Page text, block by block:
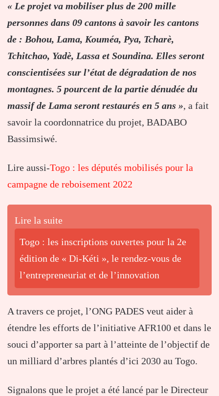
« Le projet va mobiliser plus de 200 mille
personnes dans 09 cantons à savoir les cantons
de : Bohou, Lama, Kouméa, Pya, Tcharè,
Tchitchao, Yadè, Lassa et Soundina. Elles seront
conscientisées sur l’état de dégradation de nos
montagnes. 5 pourcent de la partie dénudée du
massif de Lama seront restaurés en 5 ans », a fait
savoir la coordonnatrice du projet, BADABO
Bassimsiwé.
Lire aussi-Togo : les députés mobilisés pour la
campagne de reboisement 2022
Lire la suite
Togo : les inscriptions ouvertes pour la 2e
édition de « Di-Kéti », le rendez-vous de
l’entrepreneuriat et de l’innovation
A travers ce projet, l’ONG PADES veut aider à
étendre les efforts de l’initiative AFR100 et dans le
souci d’apporter sa part à l’atteinte de l’objectif de
un milliard d’arbres plantés d’ici 2030 au Togo.
Signalons que le projet a été lancé par le Directeur